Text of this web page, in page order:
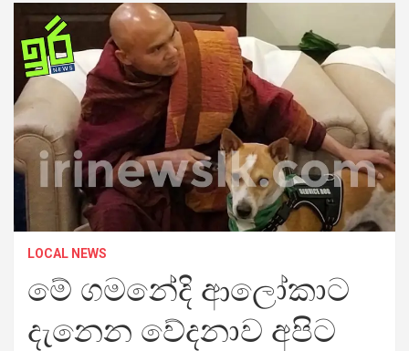
LOCAL NEWS
මේ ගමනේදි ආලෝකාට
දැනෙන වේදනාව අපිට